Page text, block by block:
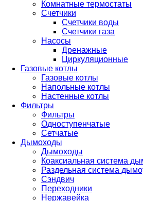
Комнатные термостаты
Счетчики
Счетчики воды
Счетчики газа
Насосы
Дренажные
Циркуляционные
Газовые котлы
Газовые котлы
Напольные котлы
Настенные котлы
Фильтры
Фильтры
Одноступенчатые
Сетчатые
Дымоходы
Дымоходы
Коаксиальная система
Раздельная система
Сэндвич
Переходники
Нержавейка